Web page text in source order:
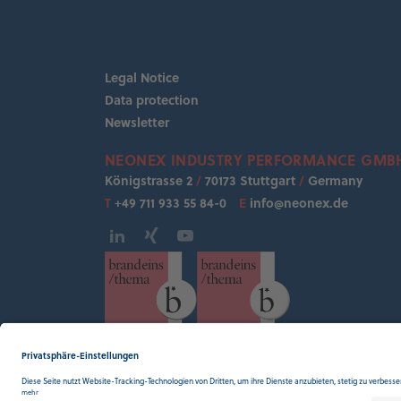
Legal Notice
Data protection
Newsletter
NEONEX INDUSTRY PERFORMANCE
Königstrasse 2 / 70173 Stuttgart / Germany
T +49 711 933 55 84-0 E info@neonex.de